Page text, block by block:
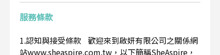
服務條款
1.認知與接受條款 歡迎來到啟妍有限公司之關係網
站www.sheaspire.com.tw，以下簡稱SheAspire，